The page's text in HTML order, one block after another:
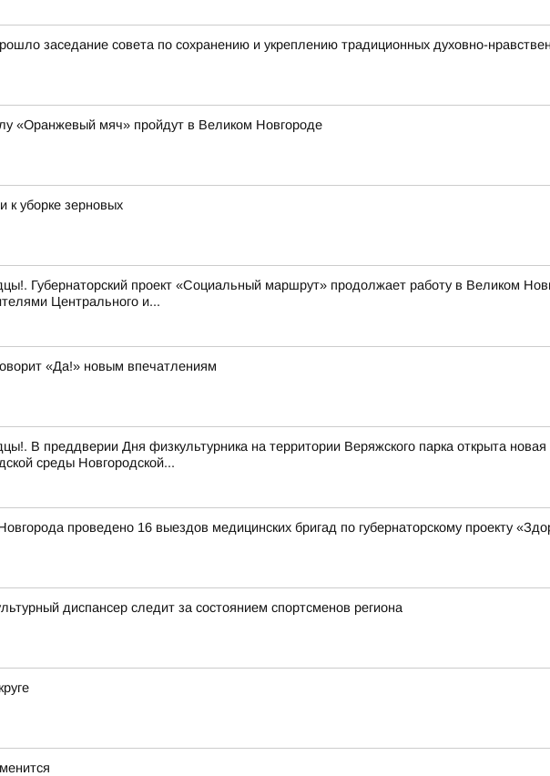
заседание совета по сохранению и укреплению традиционных духовно-
«Оранжевый мяч» пройдут в Великом Новгороде
к уборке зерновых
Губернаторский проект «Социальный маршрут» продолжает работу в Великом
Центрального и...
«Да!» новым впечатлениям
В преддверии Дня физкультурника на территории Веряжского парка открыта
среды Новгородской...
проведено 16 выездов медицинских бригад по губернаторскому проекту
диспансер следит за состоянием спортсменов региона